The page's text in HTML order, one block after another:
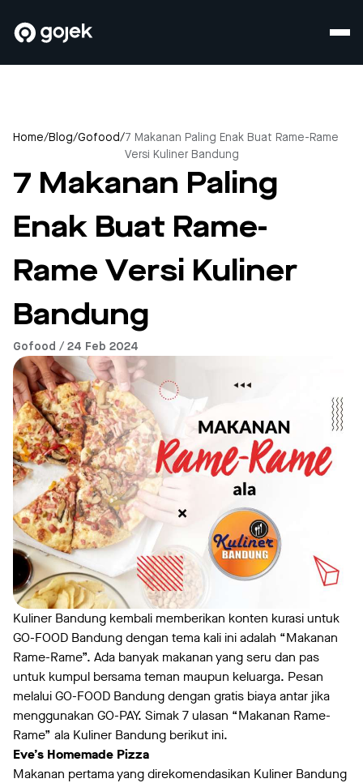
Home/Blog/Gofood/7 Makanan Paling Enak Buat Rame-Rame
Versi Kuliner Bandung
7 Makanan Paling
Enak Buat Rame-
Rame Versi Kuliner
Bandung
Gofood / 24 Feb 2024
Kuliner Bandung kembali memberikan konten kurasi untuk
GO-FOOD Bandung dengan tema kali ini adalah “Makanan
Rame-Rame”. Ada banyak makanan yang seru dan pas
untuk kumpul bersama teman maupun keluarga. Pesan
melalui GO-FOOD Bandung dengan gratis biaya antar jika
menggunakan GO-PAY. Simak 7 ulasan “Makanan Rame-
Rame” ala Kuliner Bandung berikut ini.
Eve’s Homemade Pizza
Makanan pertama yang direkomendasikan Kuliner Bandung